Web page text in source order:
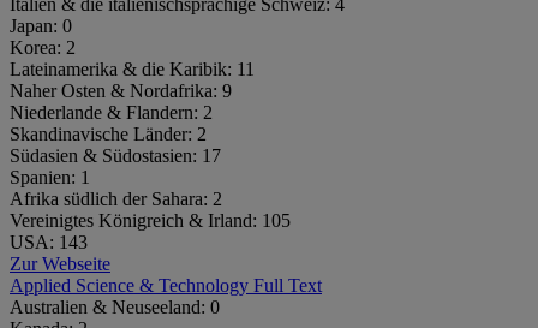
Japan: 0
Korea: 2
Lateinamerika & die Karibik: 11
Naher Osten & Nordafrika: 9
Niederlande & Flandern: 2
Skandinavische Länder: 2
Südasien & Südostasien: 17
Spanien: 1
Afrika südlich der Sahara: 2
Vereinigtes Königreich & Irland: 105
USA: 143
Zur Webseite
Applied Science & Technology Full Text
Australien & Neuseeland: 0